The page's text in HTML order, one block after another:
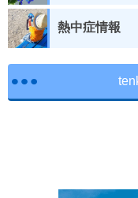
熱中症情報